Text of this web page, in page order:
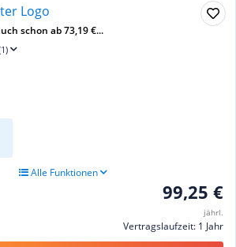
schon ab 73,19 €...
Alle Funktionen
99,25 €
jährl.
Vertragslaufzeit: 1 Jahr